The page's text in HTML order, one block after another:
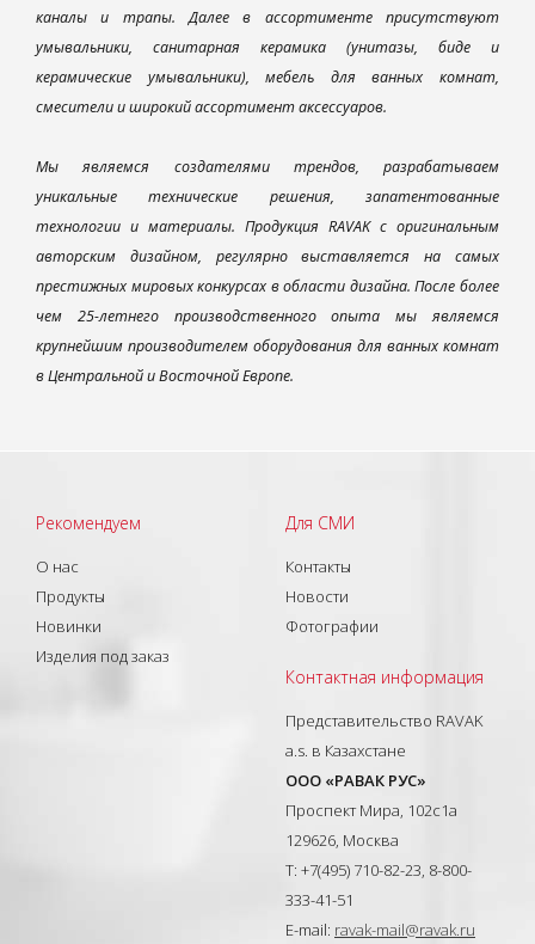
каналы и трапы. Далее в ассортименте присутствуют
умывальники, санитарная керамика (унитазы, биде и
керамические умывальники), мебель для ванных комнат,
смесители и широкий ассортимент аксессуаров.
Мы являемся создателями трендов, разрабатываем
уникальные технические решения, запатентованные
технологии и материалы. Продукция RAVAK с оригинальным
авторским дизайном, регулярно выставляется на самых
престижных мировых конкурсах в области дизайна. После более
чем 25-летнего производственного опыта мы являемся
крупнейшим производителем оборудования для ванных комнат
в Центральной и Восточной Европе.
Рекомендуем
О нас
Продукты
Новинки
Изделия под заказ
Для СМИ
Контакты
Новости
Фотографии
Контактная информация
Представительство RAVAK
a.s. в Казахстане
ООО «РАВАК РУС»
Проспект Мира, 102с1а
129626, Москва
T: +7(495) 710-82-23, 8-800-
333-41-51
E-mail: ravak-mail@ravak.ru